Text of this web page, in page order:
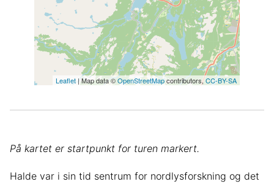
Leaflet | Map data ©OpenStreetMapcontributors,CC-BY-SA
På kartet er startpunkt for turen markert.
Halde var i sin tid sentrum for nordlysforskning og det